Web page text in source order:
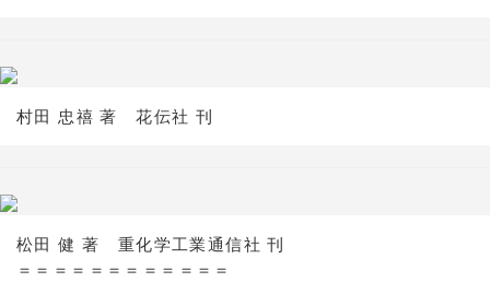
村田 忠禧 著 花伝社 刊
松田 健 著 重化学工業通信社 刊
＝＝＝＝＝＝＝＝＝＝＝＝